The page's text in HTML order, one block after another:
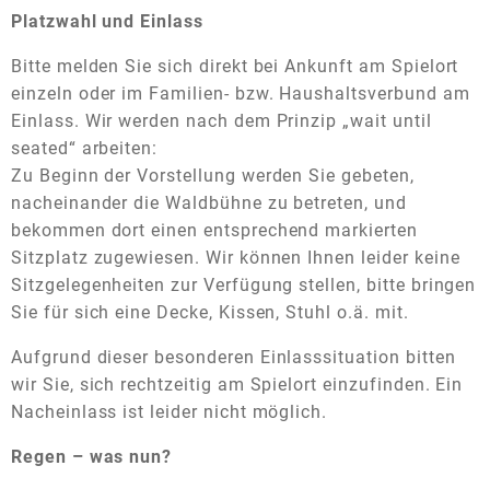
Platzwahl und Einlass
Bitte melden Sie sich direkt bei Ankunft am Spielort
einzeln oder im Familien- bzw. Haushaltsverbund am
Einlass. Wir werden nach dem Prinzip „wait until
seated“ arbeiten:
Zu Beginn der Vorstellung werden Sie gebeten,
nacheinander die Waldbühne zu betreten, und
bekommen dort einen entsprechend markierten
Sitzplatz zugewiesen. Wir können Ihnen leider keine
Sitzgelegenheiten zur Verfügung stellen, bitte bringen
Sie für sich eine Decke, Kissen, Stuhl o.ä. mit.
Aufgrund dieser besonderen Einlasssituation bitten
wir Sie, sich rechtzeitig am Spielort einzufinden. Ein
Nacheinlass ist leider nicht möglich.
Regen – was nun?